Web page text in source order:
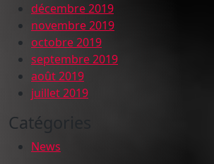
décembre 2019
novembre 2019
octobre 2019
septembre 2019
août 2019
juillet 2019
Catégories
News